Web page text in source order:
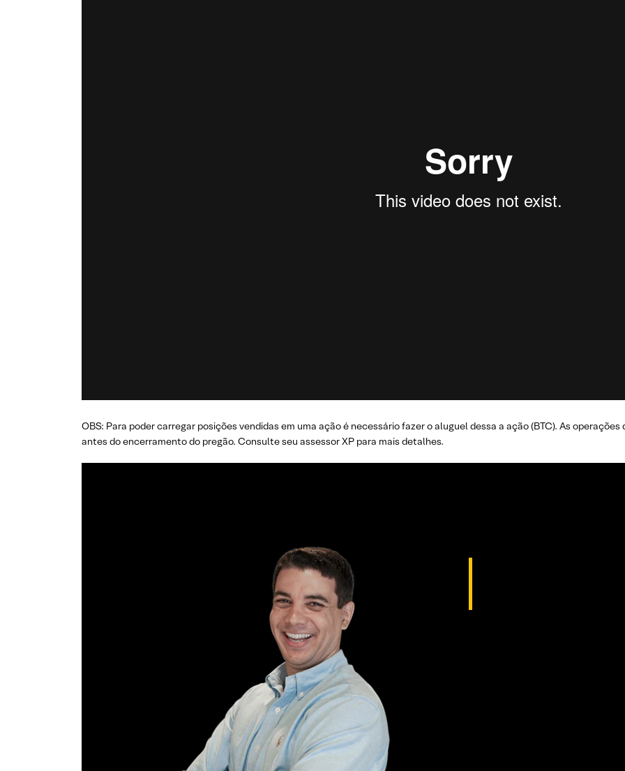
OBS: Para poder carregar posições vendidas em uma ação é necessário fazer o aluguel dessa a ação (BTC). As
antes do encerramento do pregão. Consulte seu assessor XP para mais detalhes.